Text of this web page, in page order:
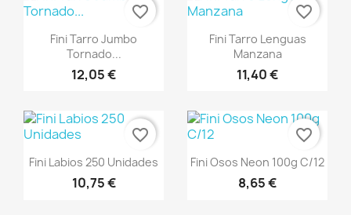
Vista rápida
Fini Tarro Jumbo
Tornado...
12,05 €
favorite_border
Vista rápida
Fini Tarro Lenguas
Manzana
11,40 €
favorite_border
Vista rápida
Fini Labios 250 Unidades
10,75 €
favorite_border
Vista rápida
Fini Osos Neon 100g C/12
8,65 €
favorite_border